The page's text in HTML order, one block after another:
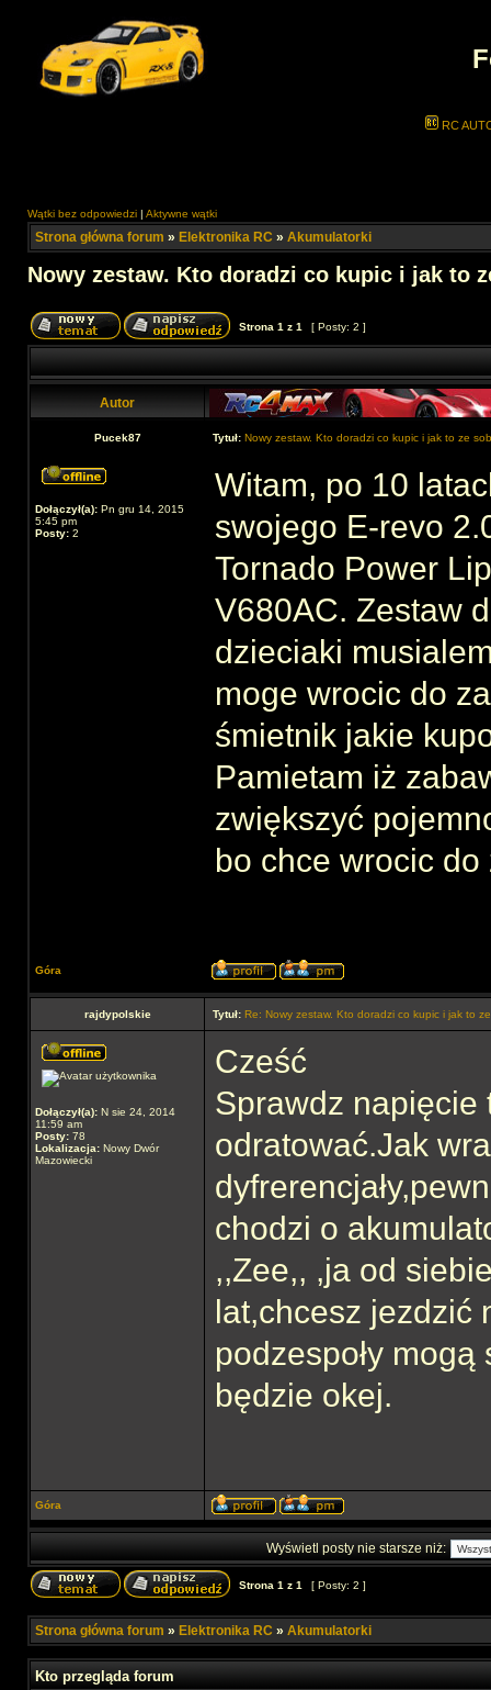
RC
Wątki bez odpowiedzi | Aktywne wątki
Strona główna forum » Elektronika RC » Akumulatorki
Nowy zestaw. Kto doradzi co kupic i jak to
Strona 1 z 1 [ Posty: 2 ]
Autor
Pucek87 Tytuł: Nowy zestaw. Kto doradzi co kupic i jak to ze
Dołączył(a): Pn gru 14, 2015
5:45 pm
Posty: 2
Witam, po 10
swojego E-revo
Tornado Power
V680AC. Zestaw
dzieciaki
moge wrocic do
śmietnik jakie
Pamietam iż
zwiększyć
bo chce wrocic
Góra
rajdypolskie Tytuł: Re: Nowy zestaw. Kto doradzi co kupic i jak to
Dołączył(a): N sie 24, 2014
11:59 am
Posty: 78
Lokalizacja: Nowy Dwór
Mazowiecki
Cześć
Sprawdz napięcie
odratować.Jak
chodzi o
,,Zee,, ,ja od
lat,chcesz jezdzić
podzespoły
będzie okej.
Góra
Wyświetl posty nie starsze niż:
Strona 1 z 1 [ Posty: 2 ]
Strona główna forum » Elektronika RC » Akumulatorki
Kto przegląda forum